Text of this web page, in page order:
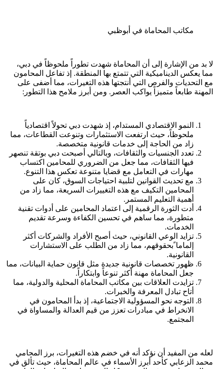
مكاتب المحاماة في أبوظبي
لا بد من الإشارة إلى أن المحاماة شهدت تطوراً ملحوظاً في دبي،
مما يعكس الديناميكية التي تتمتع بها المنطقة. إذ تفاعل المحامون
مع التحديات والفرص التي أنتجتها هذه التغيرات، مما أضفى على
المهنة طابعاً متميزاً يواكب العصر. ومن أبرز ملامح هذا التطور:
النمو الاقتصادي المستدام، إذ شهدت دبي تحولاً اقتصادياً
ملحوظاً، حيث ارتفعت الاستثمارات وتنوعت القطاعات، مما
زاد من الحاجة إلى خدمات قانونية متخصصة.
تعدد الجنسيات والثقافات، وبالتالي أصبحت دبي بوتقة تنصهر
فيها الثقافات، مما جعل من الضروري للمحامين اكتساب
مهارات في التعامل مع قضايا متنوعة تعكس هذا التنوع.
مع تحديث القوانين لتلبية احتياجات السوق، كان على
المحامين التكيف مع هذه التغييرات السريعة، مما زاد من
أهمية التعليم المستمر.
أدت الثورة الرقمية إلى اعتماد المحامين على أدوات تقنية
متطورة، مما ساهم في تحسين الكفاءة وسرعة تقديم
الخدمات.
تزايد الوعي القانوني، حيث أصبح الأفراد والشركات أكثر
إلماما ًبحقوقهم، مما زاد من الطلب على الاستشارات
القانونية.
ظهور تخصصات قانونية جديدة مثل قانون حماية البيانات، مما
جعل المحاماة مهنة أكثر تنوعاً وابتكاراً.
تزايدت العلاقات بين مكاتب المحاماة المحلية والدولية، مما
أتاح تبادل المعرفة والخبرات.
التوجه نحو المسؤولية الاجتماعية، إذ بدأ المحامون في
الانخراط في مبادرات تعزز من قيم العدالة والمساواة في
المجتمع.
لعله من المفيد أن نؤكد أنه في خضم هذه التغيرات، برز المحامي
محمد الزعابي كأحد أبرز الأسماء في عالم المحاماة، حيث تألق في